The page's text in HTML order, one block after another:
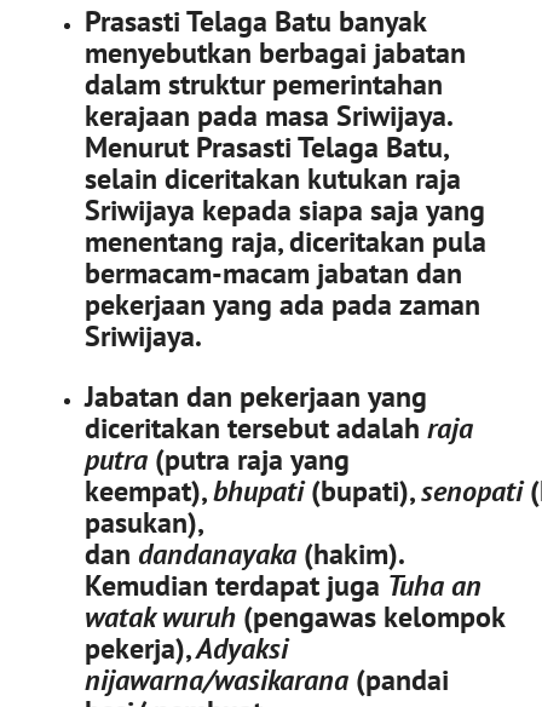
Prasasti Telaga Batu banyak
menyebutkan berbagai jabatan
dalam struktur pemerintahan
kerajaan pada masa Sriwijaya.
Menurut Prasasti Telaga Batu,
selain diceritakan kutukan raja
Sriwijaya kepada siapa saja yang
menentang raja, diceritakan pula
bermacam-macam jabatan dan
pekerjaan yang ada pada zaman
Sriwijaya.
Jabatan dan pekerjaan yang
diceritakan tersebut adalah raja
putra (putra raja yang
keempat),bhupati(bupati),senopati
pasukan),
dan dandanayaka (hakim).
Kemudian terdapat juga Tuha an
watak wuruh (pengawas kelompok
pekerja),Adyaksi
nijawarna/wasikarana (pandai